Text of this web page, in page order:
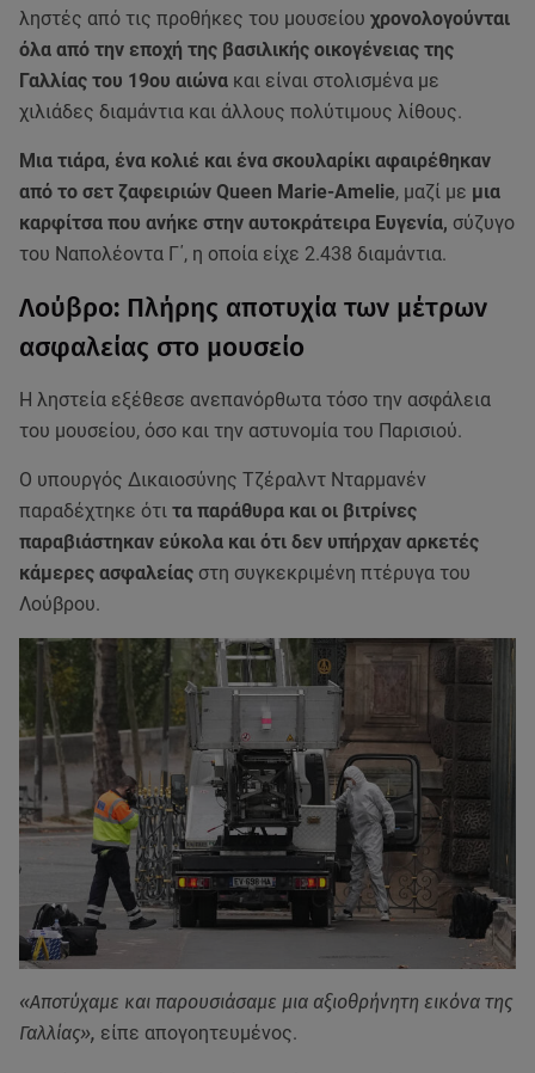
ληστές από τις προθήκες του μουσείου χρονολογούνται
όλα από την εποχή της βασιλικής οικογένειας της
Γαλλίας του 19ου αιώνα και είναι στολισμένα με
χιλιάδες διαμάντια και άλλους πολύτιμους λίθους.
Μια τιάρα, ένα κολιέ και ένα σκουλαρίκι αφαιρέθηκαν
από το σετ ζαφειριών Queen Marie-Amelie, μαζί με μια
καρφίτσα που ανήκε στην αυτοκράτειρα Ευγενία, σύζυγο
του Ναπολέοντα Γ΄, η οποία είχε 2.438 διαμάντια.
Λούβρο: Πλήρης αποτυχία των μέτρων
ασφαλείας στο μουσείο
Η ληστεία εξέθεσε ανεπανόρθωτα τόσο την ασφάλεια
του μουσείου, όσο και την αστυνομία του Παρισιού.
Ο υπουργός Δικαιοσύνης Τζέραλντ Νταρμανέν
παραδέχτηκε ότι τα παράθυρα και οι βιτρίνες
παραβιάστηκαν εύκολα και ότι δεν υπήρχαν αρκετές
κάμερες ασφαλείας στη συγκεκριμένη πτέρυγα του
Λούβρου.
«Αποτύχαμε και παρουσιάσαμε μια αξιοθρήνητη εικόνα της
Γαλλίας», είπε απογοητευμένος.